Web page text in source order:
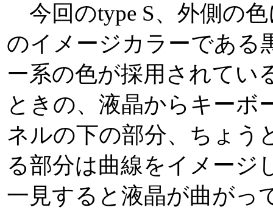
今回のtype S、外側の
のイメージカラーである
ー系の色が採用されてい
ときの、液晶からキーボ
ネルの下の部分、ちょう
る部分は曲線をイメージ
一見すると液晶が曲がっ